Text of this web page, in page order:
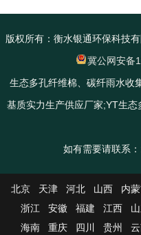
版权所有：衡水银通环保科技有
冀公网安备
生态多孔纤维棉、碳纤雨水收
基质实力生产供应厂家;YT生
如有需要请联系
北京 天津 河北 山西 内
浙江
安徽 福建 江西
海南
重庆 四川 贵州